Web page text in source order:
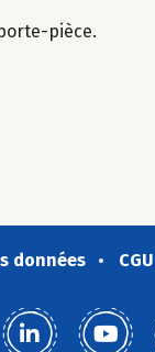
pièce.
données CGU